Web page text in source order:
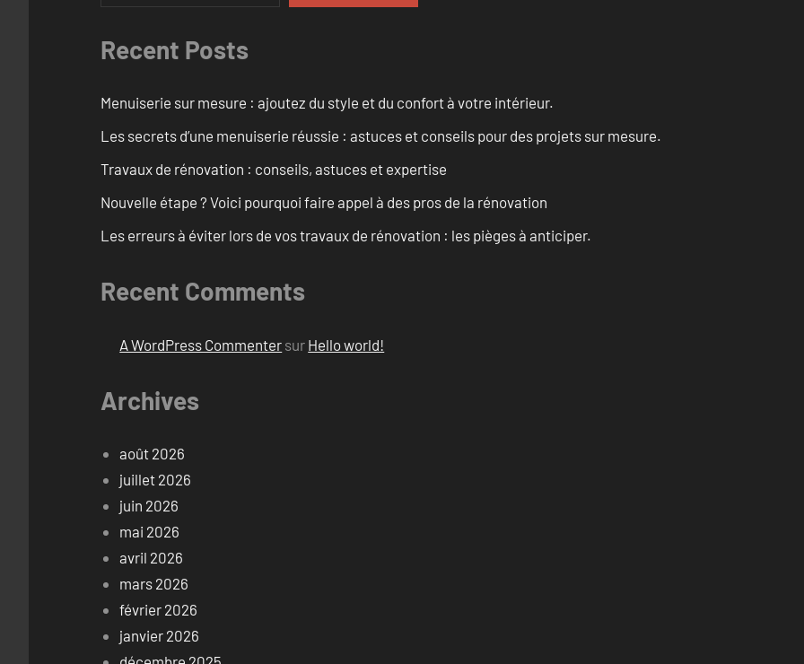
Recent Posts
Menuiserie sur mesure : ajoutez du style et du confort à votre intérieur.
Les secrets d’une menuiserie réussie : astuces et conseils pour des projets sur mesure.
Travaux de rénovation : conseils, astuces et expertise
Nouvelle étape ? Voici pourquoi faire appel à des pros de la rénovation
Les erreurs à éviter lors de vos travaux de rénovation : les pièges à anticiper.
Recent Comments
A WordPress Commenter sur Hello world!
Archives
août 2026
juillet 2026
juin 2026
mai 2026
avril 2026
mars 2026
février 2026
janvier 2026